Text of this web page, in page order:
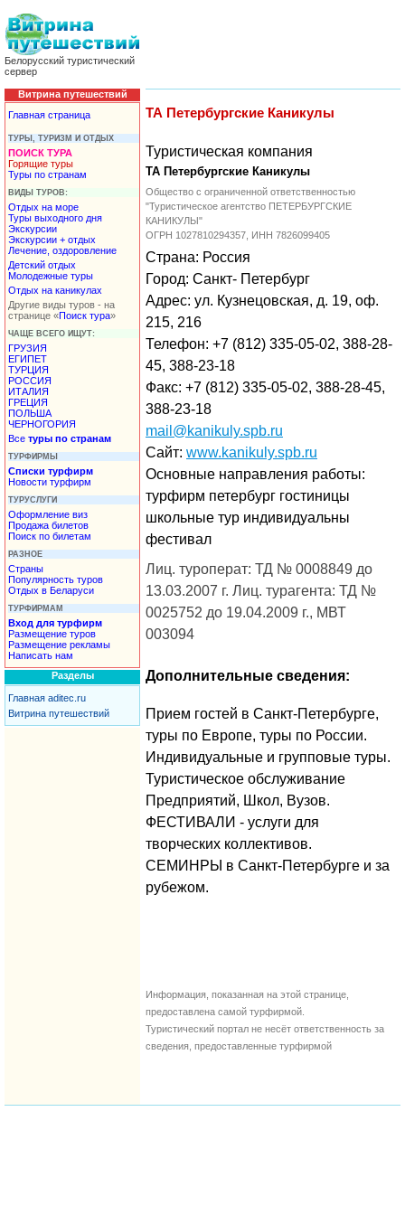
Белорусский туристический
сервер
Витрина путешествий
Главная страница
ТУРЫ, ТУРИЗМ И ОТДЫХ
ПОИСК ТУРА
Горящие туры
Туры по странам
ВИДЫ ТУРОВ:
Отдых на море
Туры выходного дня
Экскурсии
Экскурсии + отдых
Лечение, оздоровление
Детский отдых
Молодежные туры
Отдых на каникулах
Другие виды туров - на
странице «Поиск тура»
ЧАЩЕ ВСЕГО ИЩУТ:
ГРУЗИЯ
ЕГИПЕТ
ТУРЦИЯ
РОССИЯ
ИТАЛИЯ
ГРЕЦИЯ
ПОЛЬША
ЧЕРНОГОРИЯ
Все туры по странам
ТУРФИРМЫ
Списки турфирм
Новости турфирм
ТУРУСЛУГИ
Оформление виз
Продажа билетов
Поиск по билетам
РАЗНОЕ
Страны
Популярность туров
Отдых в Беларуси
ТУРФИРМАМ
Вход для турфирм
Размещение туров
Размещение рекламы
Написать нам
Разделы
Главная aditec.ru
Витрина путешествий
ТА Петербургские Каникулы
Туристическая компания
ТА Петербургские Каникулы
Общество с ограниченной ответственностью
"Туристическое агентство ПЕТЕРБУРГСКИЕ
КАНИКУЛЫ"
ОГРН 1027810294357, ИНН 7826099405
Страна: Россия
Город: Санкт- Петербург
Адрес: ул. Кузнецовская, д. 19, оф.
215, 216
Телефон: +7 (812) 335-05-02, 388-28-
45, 388-23-18
Факс: +7 (812) 335-05-02, 388-28-45,
388-23-18
mail@kanikuly.spb.ru
Сайт: www.kanikuly.spb.ru
Основные направления работы:
турфирм петербург гостиницы
школьные тур индивидуальны
фестивал
Лиц. туроперат: ТД № 0008849 до
13.03.2007 г. Лиц. турагента: ТД №
0025752 до 19.04.2009 г., МВТ
003094
Дополнительные сведения:
Прием гостей в Санкт-Петербурге,
туры по Европе, туры по России.
Индивидуальные и групповые туры.
Туристическое обслуживание
Предприятий, Школ, Вузов.
ФЕСТИВАЛИ - услуги для
творческих коллективов.
СЕМИНРЫ в Санкт-Петербурге и за
рубежом.
Информация, показанная на этой странице,
предоставлена самой турфирмой.
Туристический портал не несёт ответственность за
сведения, предоставленные турфирмой